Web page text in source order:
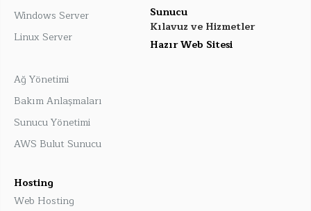
Sunucu
Windows Server
Linux Server
Kılavuz ve Hizmetler
Ağ Yönetimi
Bakım Anlaşmaları
Sunucu Yönetimi
AWS Bulut Sunucu
Hazır Web Sitesi
Hosting
Web Hosting